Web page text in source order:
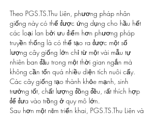
Theo PGS.TS.Thu Liên, phương pháp nhân
giống này có thể được ứng dụng cho hầu hết
các loại lan bởi ưu điểm hơn phương pháp
truyền thống là có thể tạo ra được một số
lượng cây giống lớn chỉ từ một vài mẫu tự
nhiên ban đầu trong một thời gian ngắn mà
không cần tốn quá nhiều diện tích nuôi cấy.
Các cây giống tạo thành khỏe mạnh, sinh
trưởng tốt, chất lượng đồng đều, rất thích hợp
để đưa vào trồng ở quy mô lớn.
Sau hơn một năm triển khai, PGS.TS.Thu Liên và